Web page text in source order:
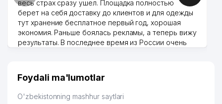
весь страх сразу ушел. Площадка полностью
берет на себя доставку до клиентов и для одежды
тут хранение бесплатное первый год, хорошая
экономия. Раньше боялась рекламы, а теперь вижу
результаты. В последнее время из России очень
дальше развиваюсь потихоньку😊
Hamida 03.08.2026 12:45:39
Foydali ma'lumotlar
O'zbekistonning mashhur saytlari